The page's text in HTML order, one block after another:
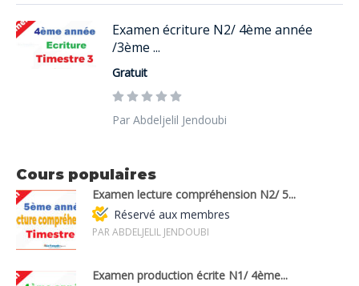
Examen écriture N2/ 4ème année
/3ème ...
Gratuit
Par Abdeljelil Jendoubi
Cours populaires
Examen lecture compréhension N2/ 5...
Réservé aux membres
PAR ABDELJELIL JENDOUBI
Examen production écrite N1/ 4ème...